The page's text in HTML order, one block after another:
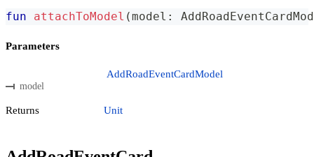
fun attachToModel (model :
Parameters
model
AddRoadEventCardModel
Returns Unit